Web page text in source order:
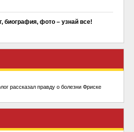
биография, фото – узнай все!
рассказал правду о болезни Фриске